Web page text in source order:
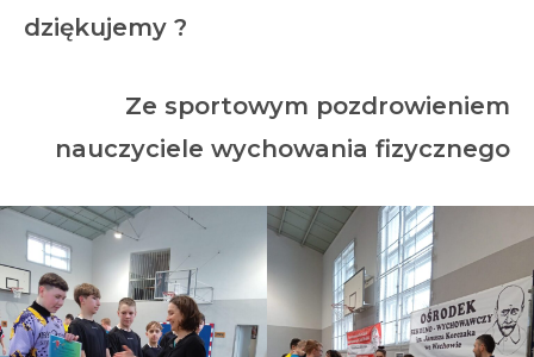
dziękujemy ?
Ze sportowym pozdrowieniem
nauczyciele wychowania fizycznego